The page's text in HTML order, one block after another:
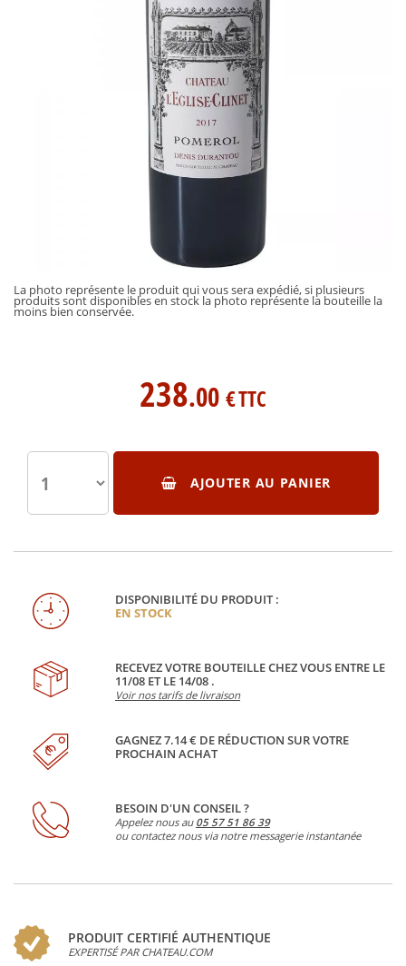
La photo représente le produit qui vous sera expédié, si plusieurs
produits sont disponibles en stock la photo représente la bouteille la
moins bien conservée.
DISPONIBILITÉ DU PRODUIT :
EN STOCK
RECEVEZ VOTRE BOUTEILLE CHEZ VOUS ENTRE LE
11/08 ET LE 14/08 .
Voir nos tarifs de livraison
GAGNEZ 7.14 € DE RÉDUCTION SUR VOTRE
PROCHAIN ACHAT
BESOIN D'UN CONSEIL ?
Appelez nous au 05 57 51 86 39
ou contactez nous via notre messagerie instantanée
238.00 €TTC
AJOUTER AU PANIER
PRODUIT CERTIFIÉ AUTHENTIQUE
EXPERTISÉ PAR CHATEAU.COM